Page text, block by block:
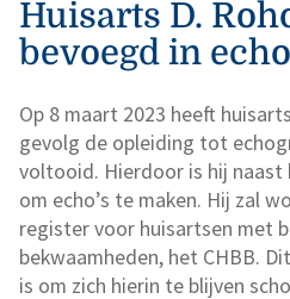
Huisarts D.
bevoegd in
Op 8 maart 2023 heeft
gevolg de opleiding tot
voltooid. Hierdoor is hij naast
om echo’s te maken. Hij zal
register voor huisartsen met
bekwaamheden, het CHBB.
is om zich hierin te blijven